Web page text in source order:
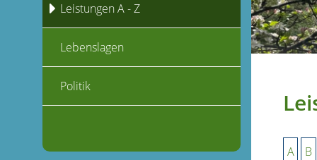
A B
Leistungen A - Z
Lebenslagen
Politik